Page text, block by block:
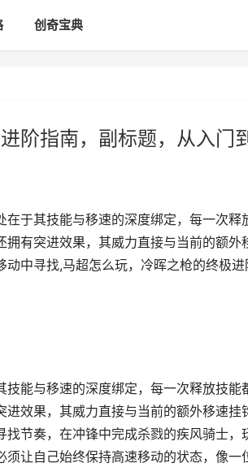
创奇宝典
阶指南，副标题，从入门
于其技能与移速的深度绑定，每一次释
有突进效果，其威力直接与当前的额外
中寻找,马超怎么玩，冷晖之枪的终极
能与移速的深度绑定，每一次释放技能
效果，其威力直接与当前的额外移速挂
节奏，在冲锋中完成杀戮的疾风骑士，
让自己始终保持高速移动的状态，像一